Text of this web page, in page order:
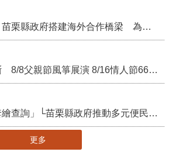
把握國際交流契機 苗栗縣政府搭建海外合作橋梁 為在地產業爭取更多國際市場機會
通霄沙雕精彩不間斷 8/8父親節風箏展演 8/16情人節66對浪漫挑戰送好禮
買地建屋前先「地套繪查詢」└苗栗縣政府推動多元便民諮詢服務
更多